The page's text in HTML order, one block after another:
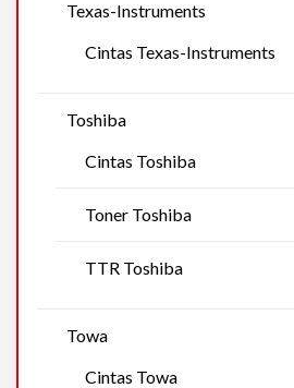
Texas-Instruments
Cintas Texas-Instruments
Toshiba
Cintas Toshiba
Toner Toshiba
TTR Toshiba
Towa
Cintas Towa